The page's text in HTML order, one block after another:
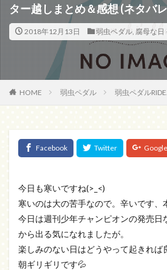
ター越しまとめ＆感想 (ネタバ
2018年12月13日 弱虫ペダル, 腐母な日
HOME 弱虫ペダル 弱虫ペダル
今日も寒いですね(>_<)
寒いのは大の苦手なので。辛いです、
今日は週刊少年チャンピオンの発売日
から出る気になれましたが。
楽しみのない日はどうやって起きれ
朝ギリギリです💦